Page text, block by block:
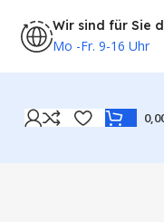
Wir sind für Sie
Mo -Fr. 9-16 Uhr